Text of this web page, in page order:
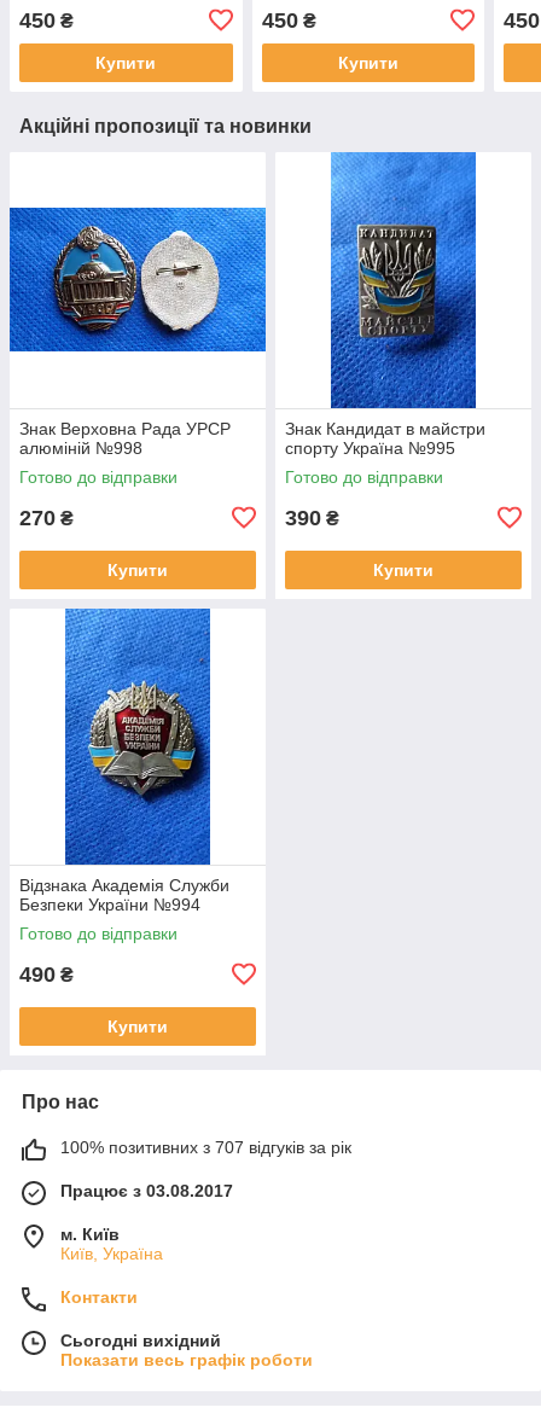
450 ₴
Купити
450₴
Купити
450
Акційні пропозиції та новинки
Знак Верховна Рада УРСР
алюміній №998
Готово до відправки
270 ₴
Купити
Знак Кандидат в майстри
спорту Україна №995
Готово до відправки
390 ₴
Купити
Відзнака Академія Служби
Безпеки України №994
Готово до відправки
490 ₴
Купити
Про нас
100% позитивних з 707 відгуків за рік
Працює з 03.08.2017
м. Київ
Київ, Україна
Контакти
Сьогодні вихідний
Показати весь графік роботи